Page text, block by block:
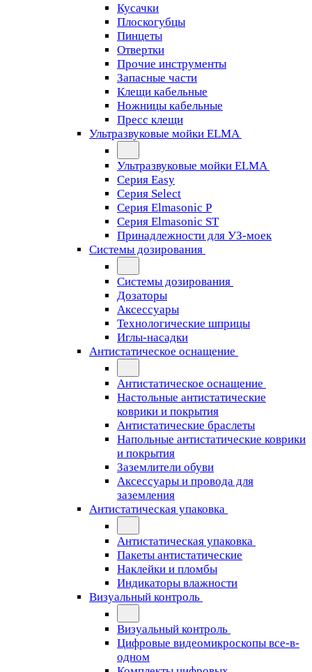
Кусачки
Плоскогубцы
Пинцеты
Отвертки
Прочие инструменты
Запасные части
Клещи кабельные
Ножницы кабельные
Пресс клещи
Ультразвуковые мойки ELMA
Ультразвуковые мойки ELMA
Серия Easy
Серия Select
Серия Elmasonic P
Серия Elmasonic ST
Принадлежности для УЗ-моек
Системы дозирования
Системы дозирования
Дозаторы
Аксессуары
Технологические шприцы
Иглы-насадки
Антистатическое оснащение
Антистатическое оснащение
Настольные антистатические
коврики и покрытия
Антистатические браслеты
Напольные антистатические коврики
и покрытия
Заземлители обуви
Аксессуары и провода для
заземления
Антистатическая упаковка
Антистатическая упаковка
Пакеты антистатические
Наклейки и пломбы
Индикаторы влажности
Визуальный контроль
Визуальный контроль
Цифровые видеомикроскопы все-в-
одном